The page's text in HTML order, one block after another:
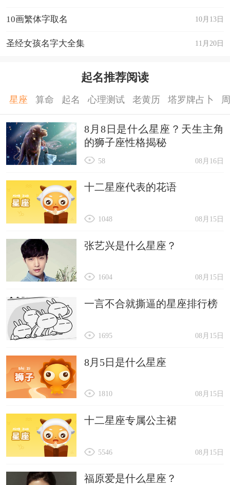
10月13日
10画繁体字取名
11月20日
圣经女孩名字大全集
起名推荐阅读
星座 算命 起名 心理测试 老黄历 塔罗牌占卜
8月8日是什么星座？天生主角
的狮子座性格揭秘
08月16日
58
十二星座代表的花语
08月15日
1048
张艺兴是什么星座？
08月15日
1604
一言不合就撕逼的星座排行榜
08月15日
1695
8月5日是什么星座
08月15日
1810
十二星座专属公主裙
08月15日
5546
福原爱是什么星座？